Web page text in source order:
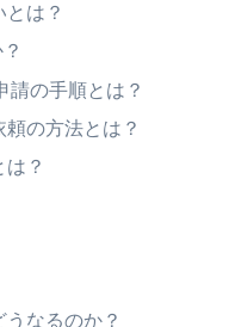
は？
請の手順とは？
の方法とは？
？
なるのか？